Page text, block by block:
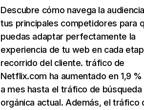
Descubre cómo navega la
tus principales competidores para
puedas adaptar perfectamente la
experiencia de tu web en cada
recorrido del cliente. tráfico de
Netflix.com ha aumentado en 1,9
a mes hasta el tráfico de búsqueda
orgánica actual. Además, el tráfico